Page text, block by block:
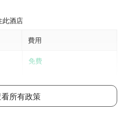
此酒店
費用
免費
歲或以下兒童與成人共用床鋪。如攜
所有政策